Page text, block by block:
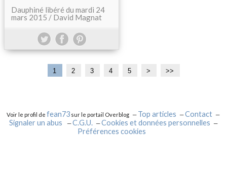
Dauphiné libéré du mardi 24
mars 2015 / David Magnat
1 2 3 4 5 > >>
Voir le profil defean73 sur le portail Overblog Top articles
Contact
Signaler un abus
C.G.U.
Cookies et données personnelles
Préférences cookies